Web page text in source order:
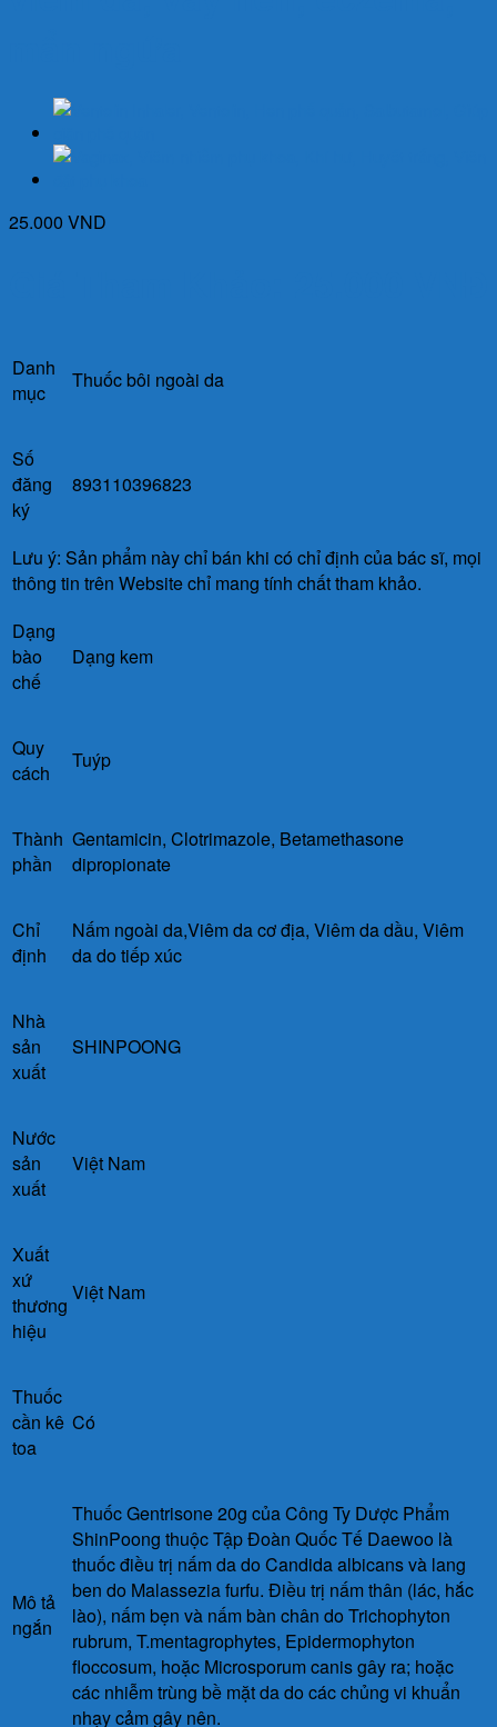
25.000 VND
Danh
mục
Thuốc bôi ngoài da
Số
đăng
ký
893110396823
Lưu ý: Sản phẩm này chỉ bán khi có chỉ định của bác sĩ, mọi
thông tin trên Website chỉ mang tính chất tham khảo.
Dạng
bào
chế
Dạng kem
Quy
cách
Tuýp
Thành
phần
Gentamicin, Clotrimazole, Betamethasone
dipropionate
Chỉ
định
Nấm ngoài da,Viêm da cơ địa, Viêm da dầu, Viêm
da do tiếp xúc
Nhà
sản
xuất
SHINPOONG
Nước
sản
xuất
Việt Nam
Xuất
xứ
thương
hiệu
Việt Nam
Thuốc
cần kê
toa
Có
Mô tả
ngắn
Thuốc Gentrisone 20g của Công Ty Dược Phẩm
ShinPoong thuộc Tập Đoàn Quốc Tế Daewoo là
thuốc điều trị nấm da do Candida albicans và lang
ben do Malassezia furfu. Điều trị nấm thân (lác, hắc
lào), nấm bẹn và nấm bàn chân do Trichophyton
rubrum, T.mentagrophytes, Epidermophyton
floccosum, hoặc Microsporum canis gây ra; hoặc
các nhiễm trùng bề mặt da do các chủng vi khuẩn
nhạy cảm gây nên.